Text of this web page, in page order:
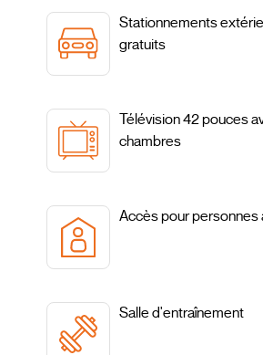
Stationnements
gratuits
Télévision 42 pouces
chambres
Accès pour personnes
Salle d'entraînement